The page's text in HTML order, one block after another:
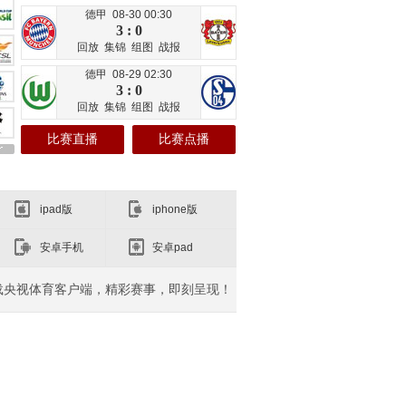
德甲 08-30 00:30
3 : 0
回放 集锦 组图 战报
德甲 08-29 02:30
3 : 0
回放 集锦 组图 战报
比赛直播 比赛点播
ipad版 iphone版
安卓手机 安卓pad
央视体育客户端，精彩赛事，即刻呈现！